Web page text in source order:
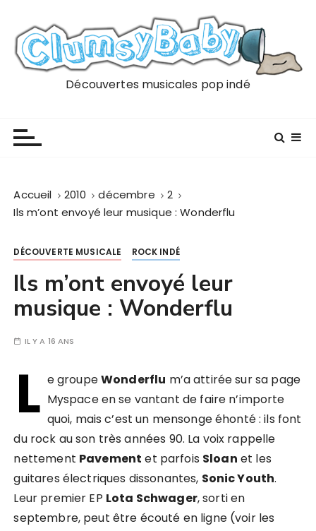
Découvertes musicales pop indé
Accueil 2010 décembre
2
Ils m’ont envoyé leur musique : Wonderflu
DÉCOUVERTE MUSICALE ROCK INDÉ
Ils m’ont envoyé leur
musique : Wonderflu
IL Y A 16 ANS
L e groupeWonderflu m’a attirée sur sa page
Myspace en se vantant de faire n’importe
quoi, mais c’est un mensonge éhonté : ils font
du rock au son très années 90. La voix rappelle
nettement Pavement et parfois Sloan et les
guitares électriques dissonantes, Sonic Youth.
Leur premier EP Lota Schwager, sorti en
septembre, peut être écouté en ligne (voir les